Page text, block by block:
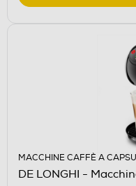
MACCHINE CAFFÈ A
DE LONGHI -